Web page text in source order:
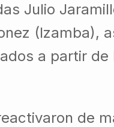
Julio
(Izamba),
a partir
de